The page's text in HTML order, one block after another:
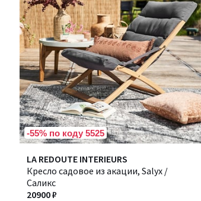
-55% по коду 5525
LA REDOUTE INTERIEURS
Кресло садовое из акации, Salyx /
Саликс
20900 ₽
Количество
цветов:
2